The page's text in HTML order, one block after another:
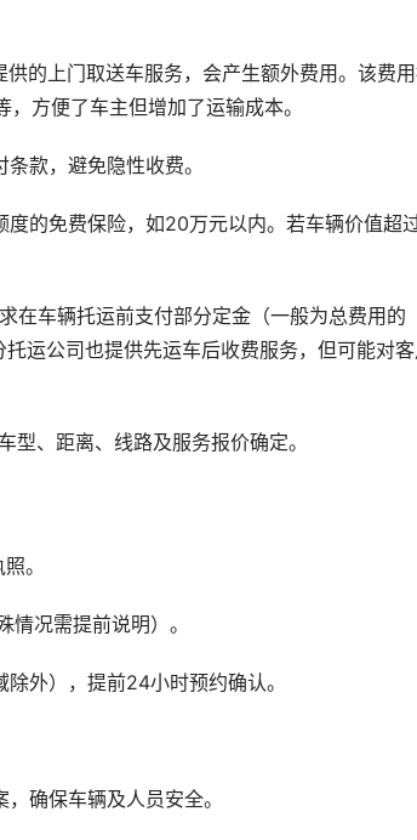
的上门取送车服务，会产生额外费用。该费
方便了车主但增加了运输成本。
款，避免隐性收费。
的免费保险，如20万元以内。若车辆价值超
在车辆托运前支付部分定金（一般为总费用的
运公司也提供先运车后收费服务，但可能对
、距离、线路及服务报价确定。
。
况需提前说明）。
外），提前24小时预约确认。
确保车辆及人员安全。